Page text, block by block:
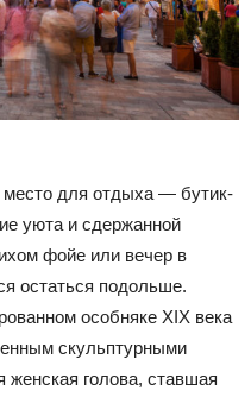
для отдыха — бутик-
уюта и сдержанной
фойе или вечер в
остаться подольше.
особняке XIX века
скульптурными
голова, ставшая